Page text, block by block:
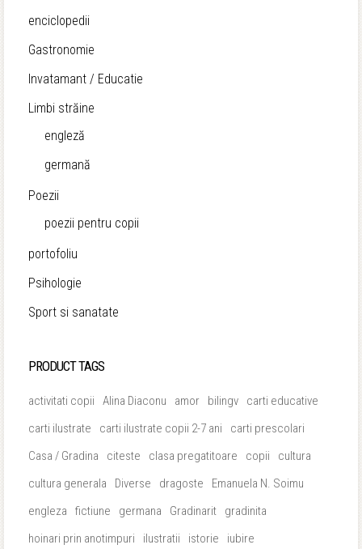
enciclopedii
Gastronomie
Invatamant / Educatie
Limbi străine
engleză
germană
Poezii
poezii pentru copii
portofoliu
Psihologie
Sport si sanatate
PRODUCT TAGS
activitati copii Alina Diaconu amor bilingv
carti educative
carti ilustrate
carti ilustrate copii 2-7 ani
carti prescolari
Casa / Gradina
citeste clasa pregatitoare copii
cultura
cultura generala
Diverse dragoste
Emanuela N. Soimu
engleza
fictiune germana Gradinarit
gradinita
hoinari prin anotimpuri
ilustratii istorie
iubire